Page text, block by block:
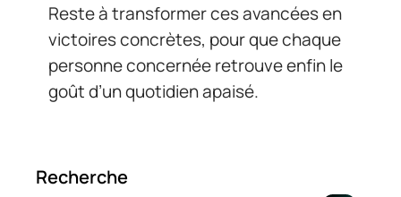
Reste à transformer ces avancées en
victoires concrètes, pour que chaque
personne concernée retrouve enfin le
goût d’un quotidien apaisé.
Recherche